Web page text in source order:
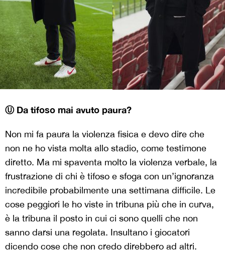
Ⓤ Da tifoso mai avuto paura?
Non mi fa paura la violenza fisica e devo dire che
non ne ho vista molta allo stadio, come testimone
diretto. Ma mi spaventa molto la violenza verbale, la
frustrazione di chi è tifoso e sfoga con un’ignoranza
incredibile probabilmente una settimana difficile. Le
cose peggiori le ho viste in tribuna più che in curva,
è la tribuna il posto in cui ci sono quelli che non
sanno darsi una regolata. Insultano i giocatori
dicendo cose che non credo direbbero ad altri.